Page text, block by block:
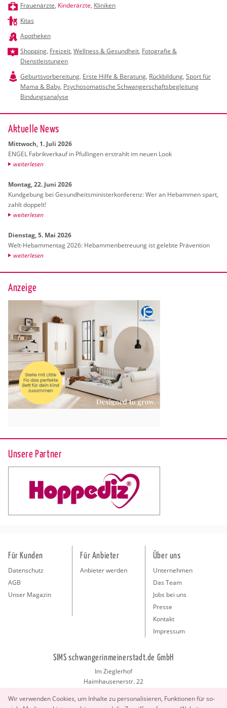
Frauenärzte, Kinderärzte, Kliniken
Kitas
Apotheken
Shopping, Freizeit, Wellness & Gesundheit, Fotografie &
Dienstleistungen
Geburtsvorbereitung, Erste Hilfe & Beratung, Rückbildung, Sport für
Mama & Baby, Psychosomatische Schwangerschaftsbegleitung
Bindungsanalyse
Ak­tu­el­le News
Mitt­woch, 1. Juli 2026
ENGEL Fa­brik­ver­kauf in Pful­lin­gen er­strahlt im neuen Look
wei­ter­le­sen
Mon­tag, 22. Juni 2026
Kund­ge­bung bei Ge­sund­heits­mi­nis­ter­kon­fe­renz: Wer an Heb­am­men spart,
zahlt dop­pelt!
wei­ter­le­sen
Diens­tag, 5. Mai 2026
Welt-Heb­am­men­tag 2026: Heb­am­men­be­treu­ung ist ge­leb­te Prä­ven­ti­on
wei­ter­le­sen
Anzeige
Unsere Partner
Wir ver­wen­den Coo­kies, um In­hal­te zu per­so­na­li­sie­ren, Funk­tio­nen für so­
Für Kunden
Datenschutz
AGB
Unser Magazin
Für Anbieter
Anbieter werden
Über uns
Unternehmen
Das Team
Jobs bei uns
Presse
Kontakt
Impressum
SIMS schwangerinmeinerstadt.de GmbH
Im Zieglerhof
Haimhausenerstr. 22
info@schwangerinmeinerstadt.de